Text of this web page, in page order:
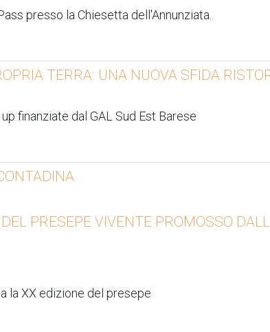
presso la Chiesetta dell'Annunziata.
TERRA: UNA NUOVA SFIDA
finanziate dal GAL Sud Est Barese
PRESEPE VIVENTE PROMOSSO
la XX edizione del presepe